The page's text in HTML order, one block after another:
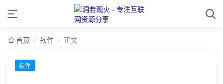
首页 / 软件 / 正文
软件